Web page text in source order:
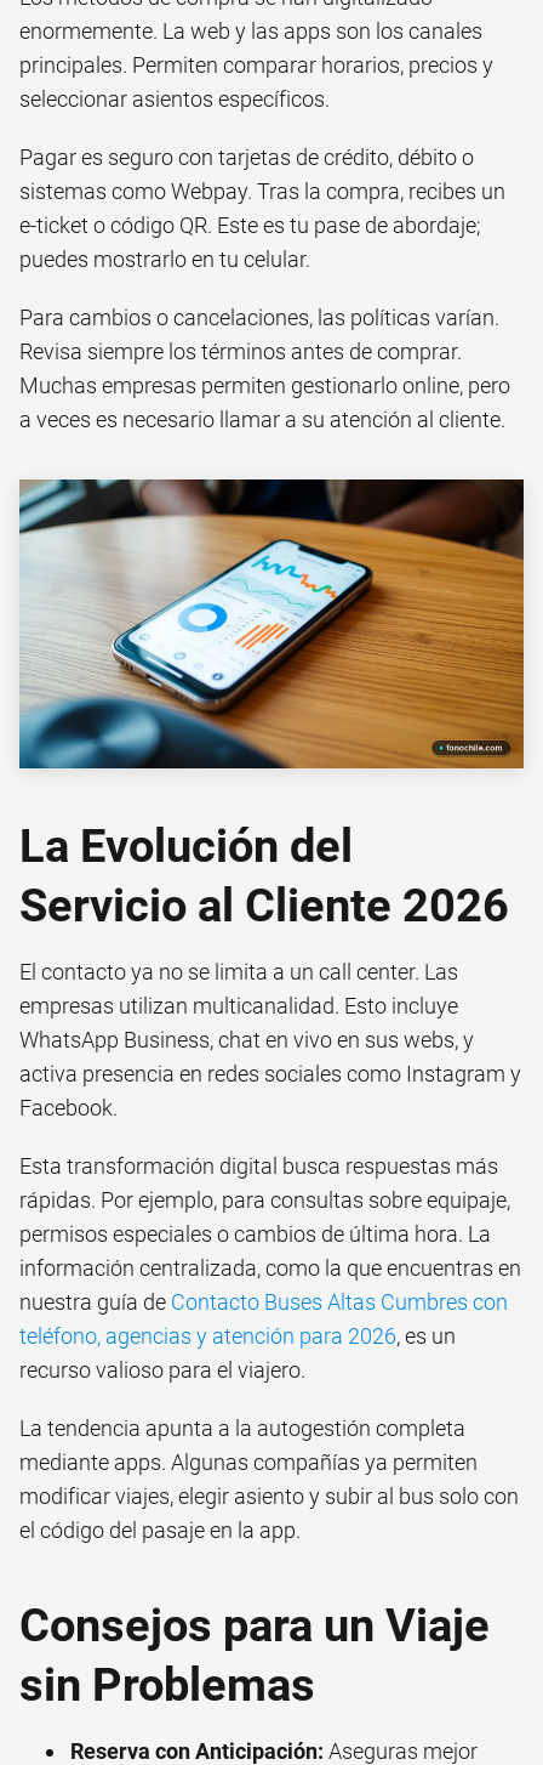
enormemente. La web y las apps son los canales
principales. Permiten comparar horarios, precios y
seleccionar asientos específicos.
Pagar es seguro con tarjetas de crédito, débito o
sistemas como Webpay. Tras la compra, recibes un
e-ticket o código QR. Este es tu pase de abordaje;
puedes mostrarlo en tu celular.
Para cambios o cancelaciones, las políticas varían.
Revisa siempre los términos antes de comprar.
Muchas empresas permiten gestionarlo online, pero
a veces es necesario llamar a su atención al cliente.
La Evolución del
Servicio al Cliente 2026
El contacto ya no se limita a un call center. Las
empresas utilizan multicanalidad. Esto incluye
WhatsApp Business, chat en vivo en sus webs, y
activa presencia en redes sociales como Instagram y
Facebook.
Esta transformación digital busca respuestas más
rápidas. Por ejemplo, para consultas sobre equipaje,
permisos especiales o cambios de última hora. La
información centralizada, como la que encuentras en
nuestra guía de Contacto Buses Altas Cumbres con
teléfono, agencias y atención para 2026, es un
recurso valioso para el viajero.
La tendencia apunta a la autogestión completa
mediante apps. Algunas compañías ya permiten
modificar viajes, elegir asiento y subir al bus solo con
el código del pasaje en la app.
Consejos para un Viaje
sin Problemas
Reserva con Anticipación: Aseguras mejor